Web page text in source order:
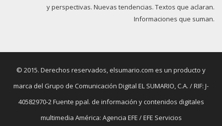
y perspectivas. Nuevas tendencias. Textos que aclaran.
Informaciones que suman.
© 2015. Derechos reservados, elsumario.com es un producto y
marca del Grupo de Comunicación Digital EL SUMARIO, C.A. / RIF: J-
40582970-2 Fuente ppal. de información y contenidos digitales
multimedia América: Agencia EFE / EFE Servicios